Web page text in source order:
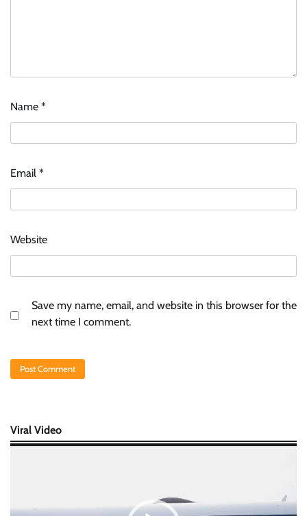
Name *
Email *
Website
Save my name, email, and website in this browser for the
next time I comment.
Viral Video